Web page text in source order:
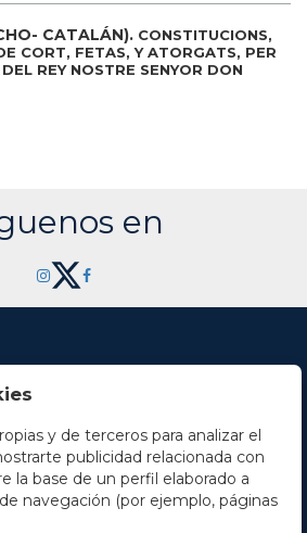
CATALÁN). CONSTITUCIONS,
CORT, FETAS, Y ATORGATS, PER
REY NOSTRE SENYOR DON
DE ARAGO, COMTE DE
en
y de terceros para analizar el
publicidad relacionada con
la base de un perfil elaborado a
navegación (por ejemplo, páginas